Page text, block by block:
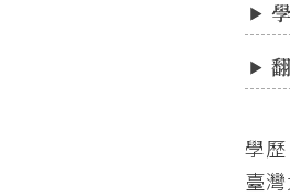
學歷
臺